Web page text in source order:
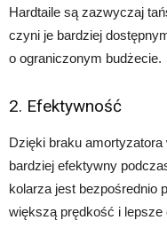
Hardtaile są zazwyczaj
czyni je bardziej
o ograniczonym budżecie.
2. Efektywność
Dzięki braku
bardziej efektywny
kolarza jest bezpośrednio
większą prędkość i lepsze